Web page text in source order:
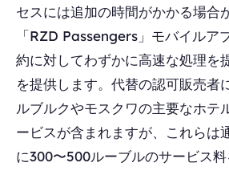
セスには追加の時間がかかる場合
「RZD Passengers」モバイルア
約に対してわずかに高速な処理を
を提供します。代替の認可販売者
ルブルクやモスクワの主要なホテ
ービスが含まれますが、これらは
に300〜500ルーブルのサービス料